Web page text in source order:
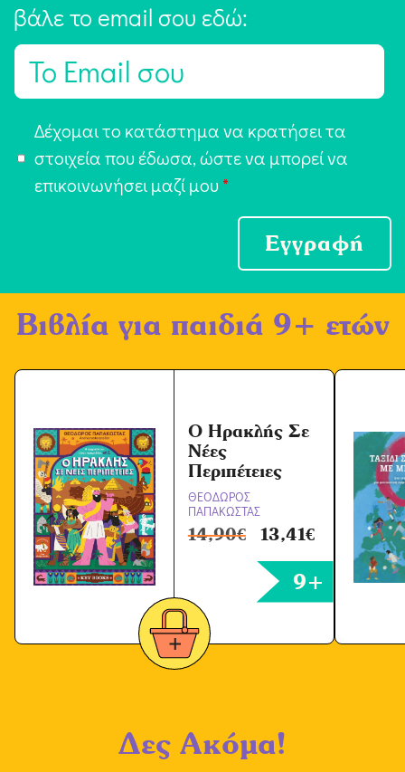
βάλε το email σου εδώ:
E
π
ή
Ό
ω
Δέχομαι το κατάστημα να κρατήσει τα
στοιχεία που έδωσα, ώστε να μπορεί να
επικοινωνήσει μαζί μου *
Εγγραφή
Βιβλία για παιδιά 9+ ετών
O Hρακλής Σε
Νέες
Περιπέτειες
ΘΕΟΔΩΡΟΣ
ΠΑΠΑΚΩΣΤΑΣ
14,90€ 13,41€
9+
Δες Ακόμα!